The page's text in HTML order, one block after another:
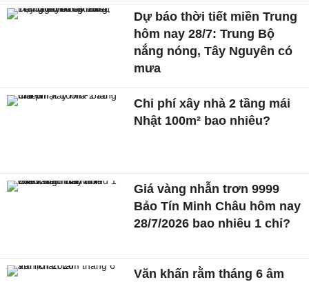
Dự báo thời tiết miền Trung
hôm nay 28/7: Trung Bộ
nắng nóng, Tây Nguyên có
mưa
Chi phí xây nhà 2 tầng mái
Nhật 100m² bao nhiêu?
Giá vàng nhẫn trơn 9999
Bảo Tín Minh Châu hôm nay
28/7/2026 bao nhiêu 1 chỉ?
Văn khấn rằm tháng 6 âm